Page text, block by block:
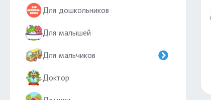
Для дошкольников
Для малышей
Для мальчиков
Доктор